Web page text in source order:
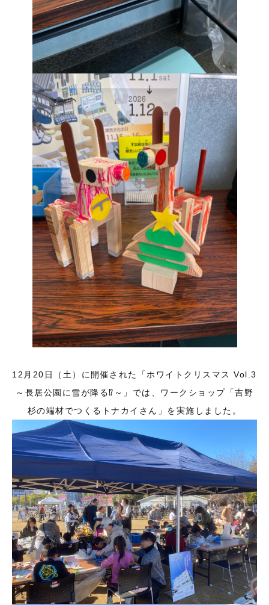
12月20日（土）に開催された「ホワイトクリスマス Vol.3
～長居公園に雪が降る⁉～」では、ワークショップ「吉野
杉の端材でつくるトナカイさん」を実施しました。